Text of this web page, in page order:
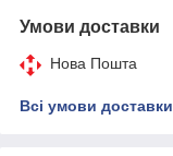
Умови доставки
Нова Пошта
Всі умови доставки